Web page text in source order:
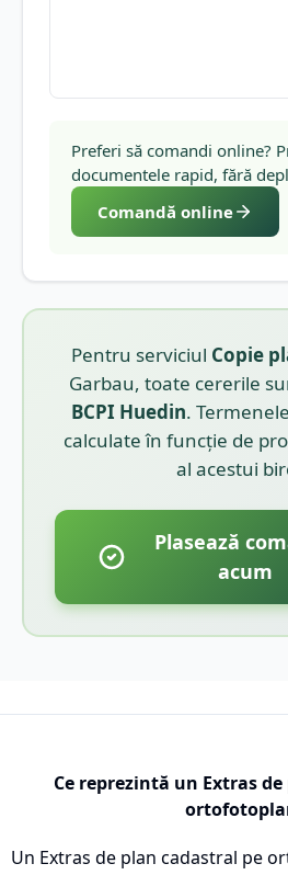
Preferi să comandi online?
documentele rapid, fără
Comandă online
Pentru serviciul Copie
Garbau, toate cererile
BCPI Huedin.
calculate în funcție de
al acestui
Plasează
acum
Ce reprezintă un Extras
Un Extras de plan cadastral pe